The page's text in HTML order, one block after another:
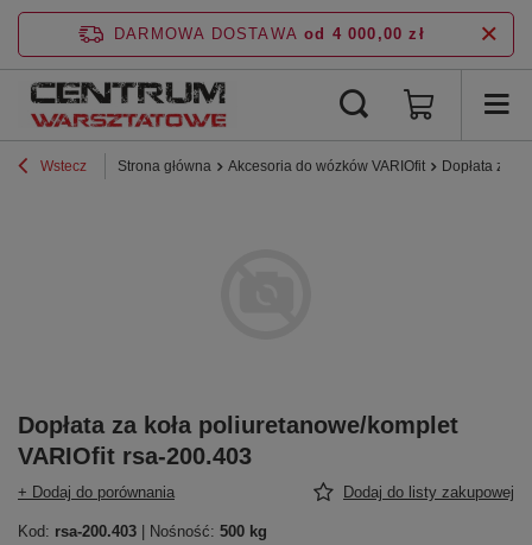
DARMOWA DOSTAWA od 4 000,00 zł
Wstecz Strona główna Akcesoria do wózków VARIOfit Dopłata za
Dopłata za koła poliuretanowe/komplet
VARIOfit rsa-200.403
+ Dodaj do porównania Dodaj do listy zakupowej
Kod: rsa-200.403 | Nośność: 500 kg